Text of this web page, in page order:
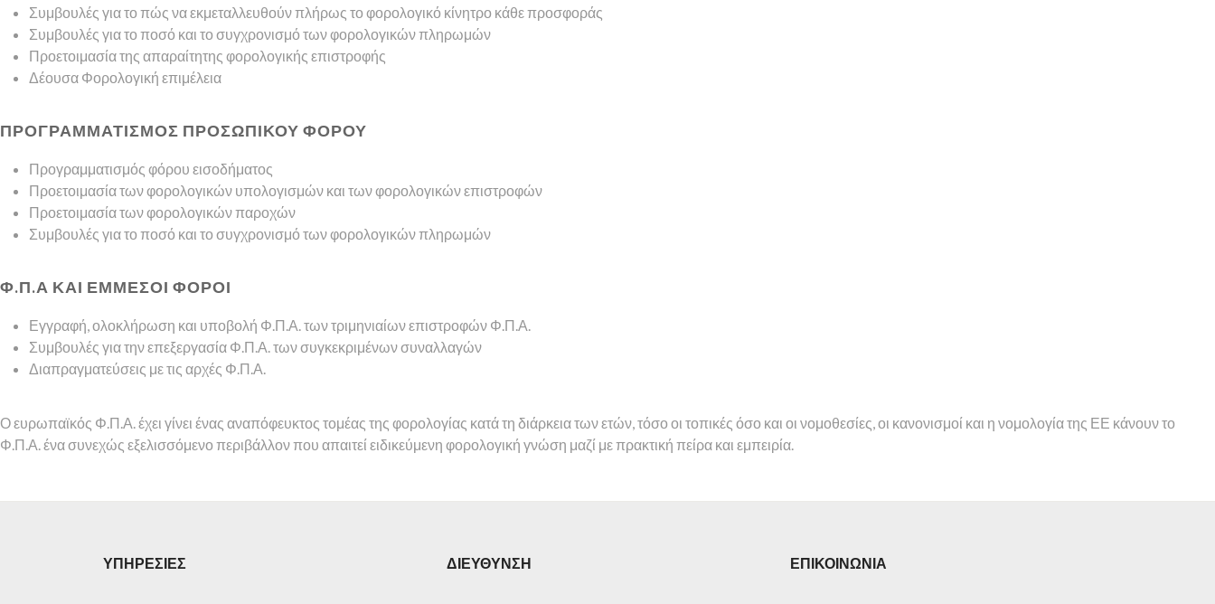
Συμβουλές για το πώς να εκμεταλλευθούν πλήρως το φορολογικό κίνητρο κάθε προσφοράς
Συμβουλές για το ποσό και το συγχρονισμό των φορολογικών πληρωμών
Προετοιμασία της απαραίτητης φορολογικής επιστροφής
Δέουσα Φορολογική επιμέλεια
ΠΡΟΓΡΑΜΜΑΤΙΣΜΟΣ ΠΡΟΣΩΠΙΚΟΥ ΦΟΡΟΥ
Προγραμματισμός φόρου εισοδήματος
Προετοιμασία των φορολογικών υπολογισμών και των φορολογικών επιστροφών
Προετοιμασία των φορολογικών παροχών
Συμβουλές για το ποσό και το συγχρονισμό των φορολογικών πληρωμών
Φ.Π.Α ΚΑΙ ΕΜΜΕΣΟΙ ΦΟΡΟΙ
Εγγραφή, ολοκλήρωση και υποβολή Φ.Π.Α. των τριμηνιαίων επιστροφών Φ.Π.Α.
Συμβουλές για την επεξεργασία Φ.Π.Α. των συγκεκριμένων συναλλαγών
Διαπραγματεύσεις με τις αρχές Φ.Π.Α.
Ο ευρωπαϊκός Φ.Π.Α. έχει γίνει ένας αναπόφευκτος τομέας της φορολογίας κατά τη διάρκεια των ετών, τόσο οι τοπικές όσο και οι νομοθεσίες, οι κανονισμοί και η νομολογία της ΕΕ κάνουν το
Φ.Π.Α. ένα συνεχώς εξελισσόμενο περιβάλλον που απαιτεί ειδικεύμενη φορολογική γνώση μαζί με πρακτική πείρα και εμπειρία.
ΥΠΗΡΕΣΙΕΣ ΔΙΕΥΘΥΝΣΗ ΕΠΙΚΟΙΝΩΝΙΑ